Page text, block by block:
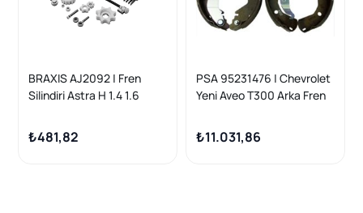
BRAXIS AJ2092 | Fren
Silindiri Astra H 1.4 1.6
20.64mm
₺481,82
PSA 95231476 | Chevrolet
Yeni Aveo T300 Arka Fren
₺11.031,86